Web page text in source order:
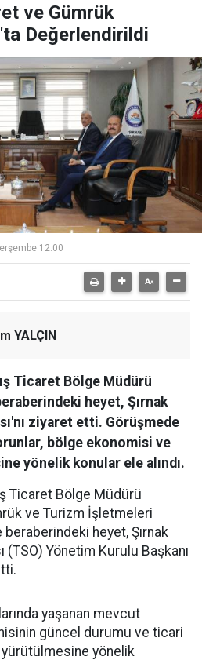
ve Gümrük
Değerlendirildi
12:00
YALÇIN
Ticaret Bölge Müdürü
heyet, Şırnak
ziyaret etti. Görüşmede
bölge ekonomisi ve
yönelik konular ele alındı.
Ticaret Bölge Müdürü
ve Turizm İşletmeleri
heyet, Şırnak
(TSO) Yönetim Kurulu Başkanı
yaşanan mevcut
güncel durumu ve ticari
yönelik